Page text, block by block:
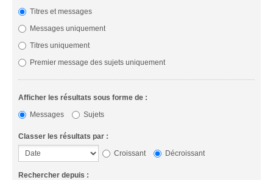
Titres et messages
Messages uniquement
Titres uniquement
Premier message des sujets uniquement
Afficher les résultats sous forme de :
Messages
Sujets
Classer les résultats par :
Croissant
Décroissant
Rechercher depuis :